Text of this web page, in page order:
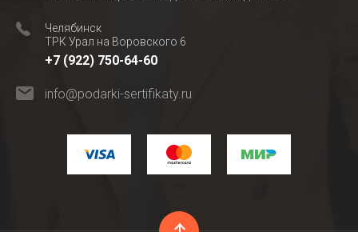
Челябинск
ТРК Урал на Воровского 6
+7 (922) 750-64-60
info@podarki-sertifikaty.ru